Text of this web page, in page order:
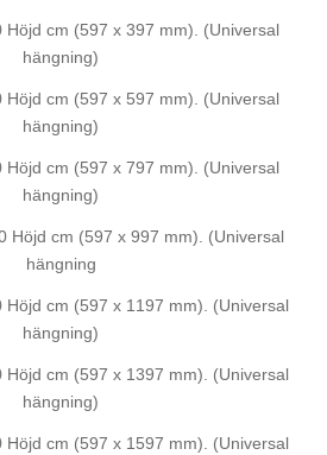
Höjd cm (597 x 397 mm). (Universal
hängning)
Höjd cm (597 x 597 mm). (Universal
hängning)
Höjd cm (597 x 797 mm). (Universal
hängning)
Höjd cm (597 x 997 mm). (Universal
hängning
Höjd cm (597 x 1197 mm). (Universal
hängning)
Höjd cm (597 x 1397 mm). (Universal
hängning)
Höjd cm (597 x 1597 mm). (Universal